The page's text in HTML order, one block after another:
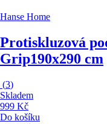
Hanse Home
Protiskluzová
Grip190x290 cm
(3)
Skladem
999 Kč
Do košíku